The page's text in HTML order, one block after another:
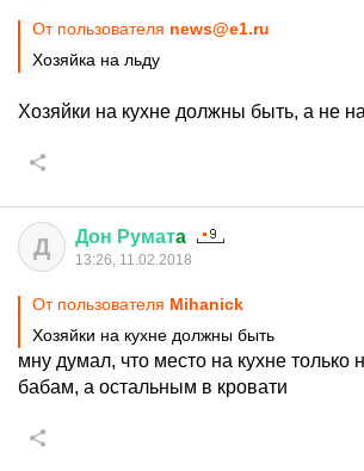
От пользователя news@e1.ru
Хозяйка на льду
Хозяйки на кухне должны быть, а не
Д Дон Руматa
13:26, 11.02.2018
От пользователя Mihanick
Хозяйки на кухне должны быть
мну думал, что место на кухне только
бабам, а остальным в кровати